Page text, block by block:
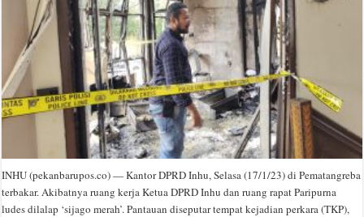
INHU (pekanbarupos.co) — Kantor DPRD Inhu, Selasa (17/1/23) di Pematangreba
terbakar. Akibatnya ruang kerja Ketua DPRD Inhu dan ruang rapat Paripurna
ludes dilalap ‘sijago merah’. Pantauan diseputar tempat kejadian perkara (TKP),